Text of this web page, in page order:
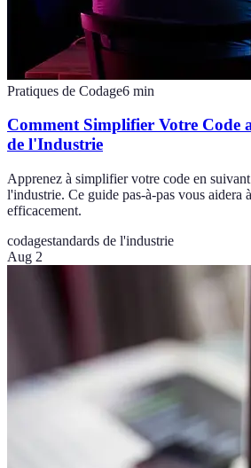
Pratiques de Codage6 min
Comment Simplifier Votre Code
de l'Industrie
Apprenez à simplifier votre code en suivant
l'industrie. Ce guide pas-à-pas vous aidera
efficacement.
codagestandards de l'industrie
Aug 2